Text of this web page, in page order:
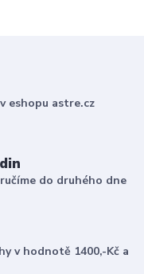
eshopu astre.cz
do druhého dne
v hodnotě 1400,-Kč a